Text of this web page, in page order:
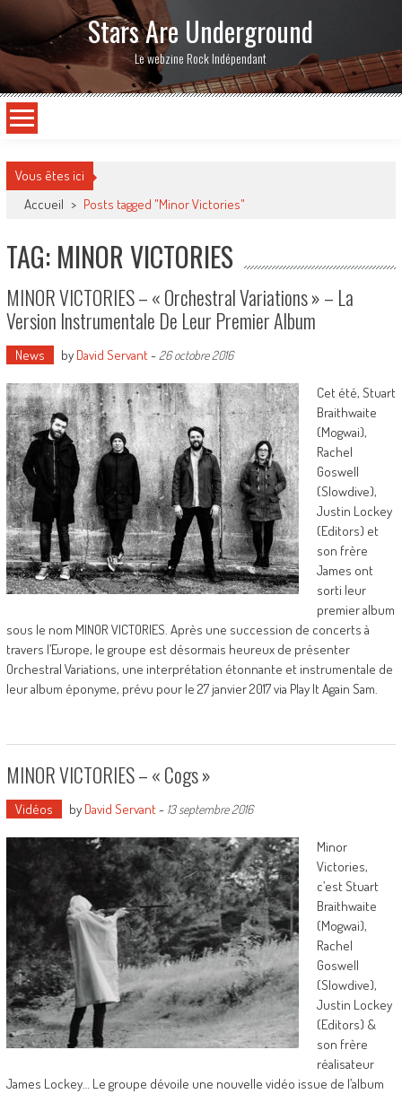
Stars Are Underground
Le webzine Rock Indépendant
Vous êtes ici
Accueil > Posts tagged "Minor Victories"
TAG: MINOR VICTORIES
MINOR VICTORIES – « Orchestral Variations » – La
Version Instrumentale De Leur Premier Album
News by David Servant- 26 octobre 2016
Cet été, Stuart
Braithwaite
(Mogwai),
Rachel
Goswell
(Slowdive),
Justin Lockey
(Editors) et
son frère
James ont
sorti leur
premier album
sous le nom MINOR VICTORIES. Après une succession de concerts à
travers l’Europe, le groupe est désormais heureux de présenter
Orchestral Variations, une interprétation étonnante et instrumentale de
leur album éponyme, prévu pour le 27 janvier 2017 via Play It Again Sam.
MINOR VICTORIES – « Cogs »
Vidéos by David Servant- 13 septembre 2016
Minor
Victories,
c’est Stuart
Braithwaite
(Mogwai),
Rachel
Goswell
(Slowdive),
Justin Lockey
(Editors) &
son frère
réalisateur
James Lockey… Le groupe dévoile une nouvelle vidéo issue de l’album